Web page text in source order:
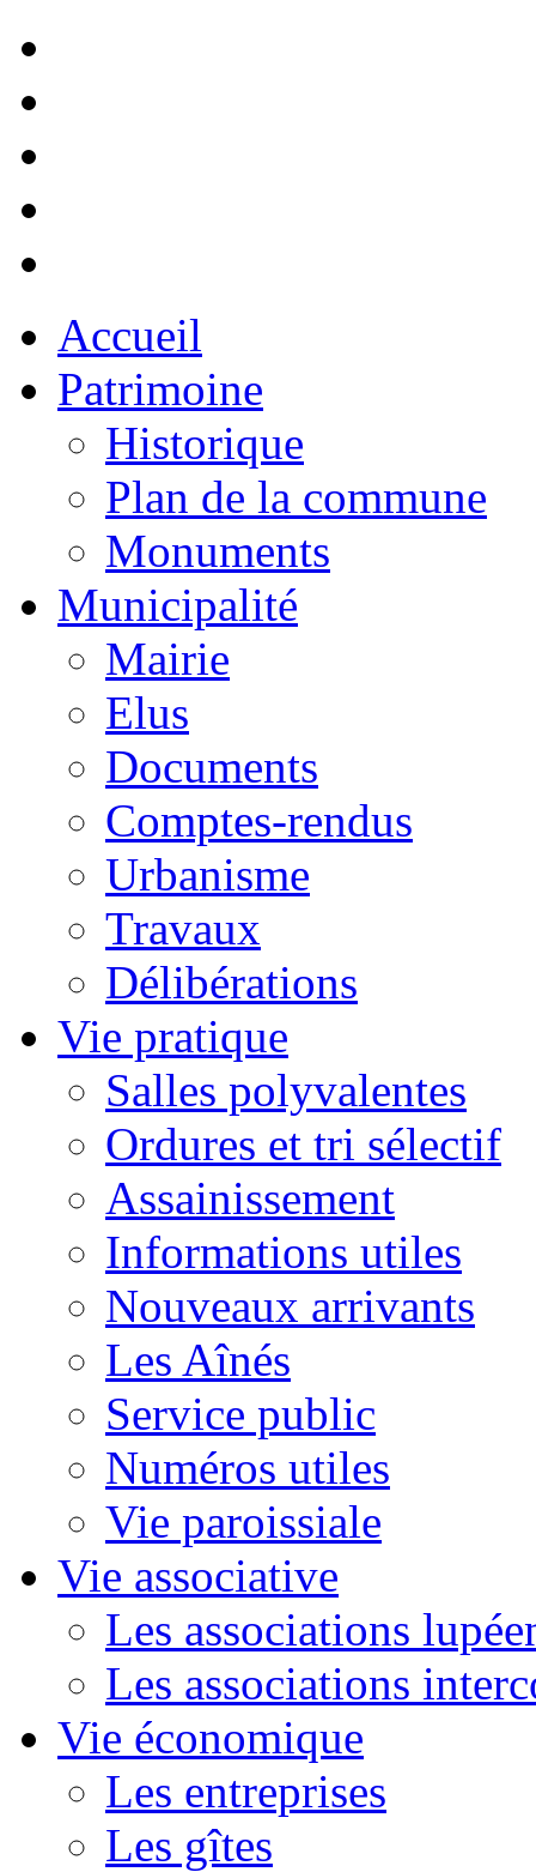
Accueil
Patrimoine
Historique
Plan de la commune
Monuments
Municipalité
Mairie
Elus
Documents
Comptes-rendus
Urbanisme
Travaux
Délibérations
Vie pratique
Salles polyvalentes
Ordures et tri sélectif
Assainissement
Informations utiles
Nouveaux arrivants
Les Aînés
Service public
Numéros utiles
Vie paroissiale
Vie associative
Les associations
Les associations
Vie économique
Les entreprises
Les gîtes